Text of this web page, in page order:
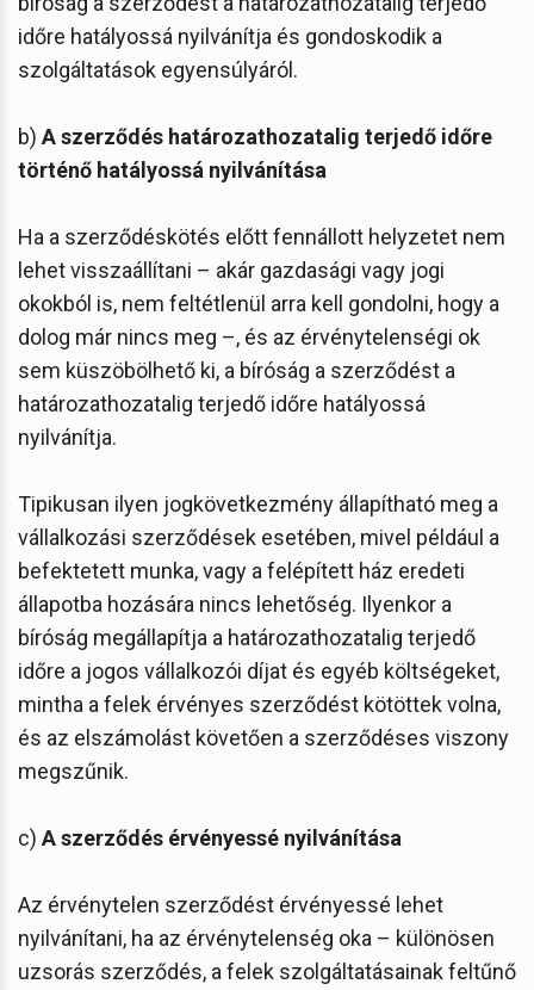
időre hatályossá nyilvánítja és gondoskodik a
szolgáltatások egyensúlyáról.
b) A szerződés határozathozatalig terjedő időre
történő hatályossá nyilvánítása
Ha a szerződéskötés előtt fennállott helyzetet nem
lehet visszaállítani – akár gazdasági vagy jogi
okokból is, nem feltétlenül arra kell gondolni, hogy a
dolog már nincs meg –, és az érvénytelenségi ok
sem küszöbölhető ki, a bíróság a szerződést a
határozathozatalig terjedő időre hatályossá
nyilvánítja.
Tipikusan ilyen jogkövetkezmény állapítható meg a
vállalkozási szerződések esetében, mivel például a
befektetett munka, vagy a felépített ház eredeti
állapotba hozására nincs lehetőség. Ilyenkor a
bíróság megállapítja a határozathozatalig terjedő
időre a jogos vállalkozói díjat és egyéb költségeket,
mintha a felek érvényes szerződést kötöttek volna,
és az elszámolást követően a szerződéses viszony
megszűnik.
c) A szerződés érvényessé nyilvánítása
Az érvénytelen szerződést érvényessé lehet
nyilvánítani, ha az érvénytelenség oka – különösen
uzsorás szerződés, a felek szolgáltatásainak feltűnő